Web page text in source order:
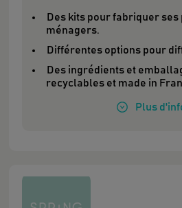
Des kits pour fabriquer
ménagers.
Différentes options pour
Des ingrédients et
recyclables et made in
Plus